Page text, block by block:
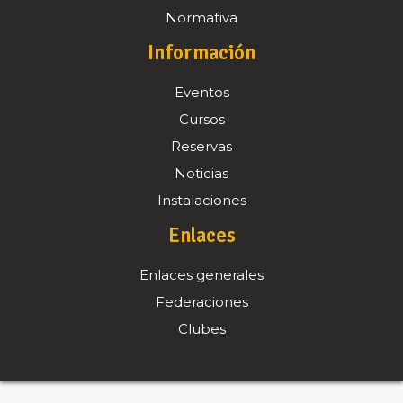
Normativa
Información
Eventos
Cursos
Reservas
Noticias
Instalaciones
Enlaces
Enlaces generales
Federaciones
Clubes